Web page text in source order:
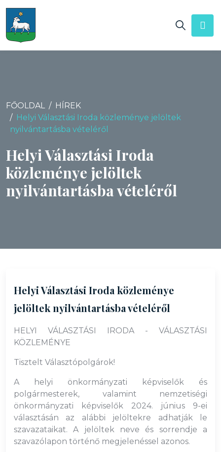
FŐOLDAL
HÍREK
Helyi Választási Iroda közleménye jelöltek
nyilvántartásba vételéről
Helyi Választási Iroda
közleménye jelöltek
nyilvántartásba vételéről
Helyi Választási Iroda közleménye
jelöltek nyilvántartásba vételéről
HELYI VÁLASZTÁSI IRODA - VÁLASZTÁSI
KÖZLEMÉNYE
Tisztelt Választópolgárok!
A helyi önkormányzati képviselők és
polgármesterek, valamint nemzetiségi
önkormányzati képviselők 2024. június 9-ei
választásán az alábbi jelöltekre adhatják le
szavazataikat. A jelöltek neve és sorrendje a
szavazólapon történő megjelenéssel azonos.